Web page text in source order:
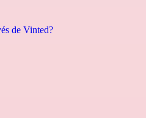
de Vinted?